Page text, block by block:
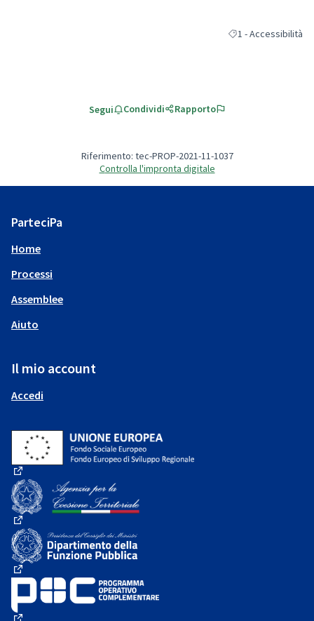
Filtra i risultati per
1 - Accessibilità
Segui Condividi Rapporto
Riferimento: tec-PROP-2021-11-1037
Controlla l'impronta digitale
ParteciPa
Home
Processi
Assemblee
Aiuto
Il mio account
Accedi
(Collegamento esterno)
(Collegamento esterno)
(Collegamento esterno)